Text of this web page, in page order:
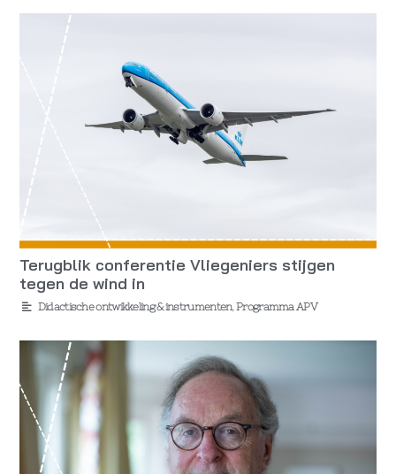
Terugblik conferentie Vliegeniers stijgen
tegen de wind in
Didactische ontwikkeling & instrumenten,Programma APV